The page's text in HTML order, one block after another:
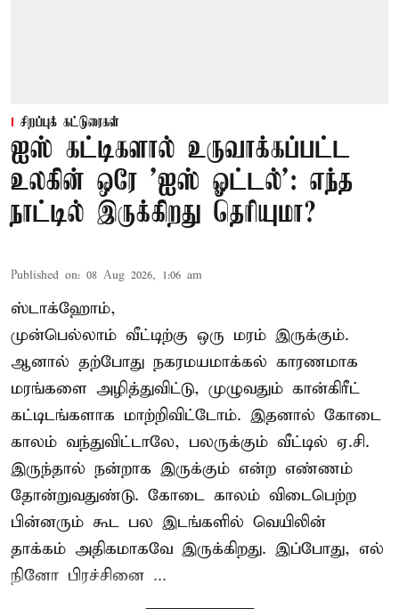
சிறப்புக் கட்டுரைகள்
ஐஸ் கட்டிகளால் உருவாக்கப்பட்ட
உலகின் ஒரே 'ஐஸ் ஓட்டல்': எந்த
நாட்டில் இருக்கிறது தெரியுமா?
Published on: 08 Aug 2026, 1:06 am
ஸ்டாக்ஹோம்,
முன்பெல்லாம் வீட்டிற்கு ஒரு மரம் இருக்கும்.
ஆனால் தற்போது நகரமயமாக்கல் காரணமாக
மரங்களை அழித்துவிட்டு, முழுவதும் கான்கிரீட்
கட்டிடங்களாக மாற்றிவிட்டோம். இதனால் கோடை
காலம் வந்துவிட்டாலே, பலருக்கும் வீட்டில் ஏ.சி.
இருந்தால் நன்றாக இருக்கும் என்ற எண்ணம்
தோன்றுவதுண்டு. கோடை காலம் விடைபெற்ற
பின்னரும் கூட பல இடங்களில் வெயிலின்
தாக்கம் அதிகமாகவே இருக்கிறது. இப்போது, எல்
நினோ பிரச்சினை ...